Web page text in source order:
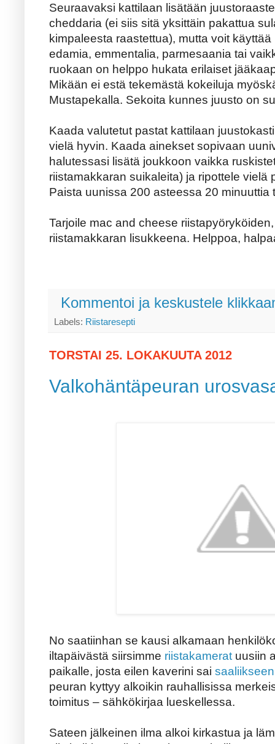
Seuraavaksi kattilaan lisätään
cheddaria (ei siis sitä yksittäin pakattua
kimpaleesta raastettua), mutta voit
edamia, emmentalia, parmesaania tai
ruokaan on helppo hukata erilaiset
Mikään ei estä tekemästä kokeiluja
Mustapekalla. Sekoita kunnes juusto on
Kaada valutetut pastat kattilaan
vielä hyvin. Kaada ainekset sopivaan
halutessasi lisätä joukkoon vaikka
riistamakkaran suikaleita) ja ripottele vielä
Paista uunissa 200 asteessa 20
Tarjoile mac and cheese
riistamakkaran lisukkeena. Helppoa,
Kommentoi ja keskustele
Labels: Riistaresepti
TORSTAI 25. LOKAKUUTA 2012
Valkohäntäpeuran
No saatiinhan se kausi alkamaan
iltapäivästä siirsimme riistakamerat uusiin
paikalle, josta eilen kaverini sai
peuran kyttyy alkoikin rauhallisissa
toimitus – sähkökirjaa lueskellessa.
Sateen jälkeinen ilma alkoi kirkastua ja